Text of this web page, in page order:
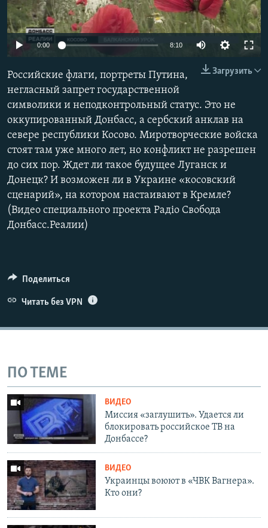
ПОБЕДИТЕЛЕЙ НЕ СУДЯТ?
КРЫМ.НЕПОКОРЕННЫЙ
УКРАИНСКАЯ ПРОБЛЕМА КРЫМА
ПРИСОЕДИНЯЙТЕСЬ!
Все сайты RFE/RL
0:00 8:10
Загрузить
Российские флаги, портреты Путина,
негласный запрет государственной
символики и неподконтрольный статус. Это не
оккупированный Донбасс, а сербский анклав на
севере республики Косово. Миротворческие войска
стоят там уже много лет, но конфликт не разрешен
до сих пор. Ждет ли такое будущее Луганск и
Донецк? И возможен ли в Украине «косовский
сценарий», на котором настаивают в Кремле?
(Видео специального проекта Радіо Свобода
Донбасс.Реалии)
Поделиться
Читать без VPN
ПО ТЕМЕ
ВИДЕО
Миссия «заглушить». Удается ли
блокировать российское ТВ на
Донбассе?
ВИДЕО
Украинцы воюют в «ЧВК Вагнера».
Кто они?